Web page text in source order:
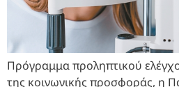
Πρόγραμμα προληπτικού
της κοινωνικής προσφοράς, η